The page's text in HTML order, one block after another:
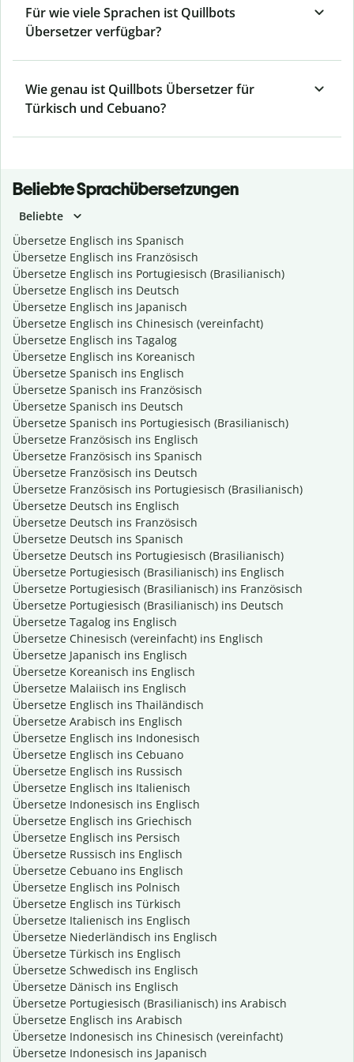
Für wie viele Sprachen ist Quillbots
Übersetzer verfügbar?
Wie genau ist Quillbots Übersetzer für
Türkisch und Cebuano?
Beliebte Sprachübersetzungen
Beliebte
Übersetze Englisch ins Spanisch
Übersetze Englisch ins Französisch
Übersetze Englisch ins Portugiesisch (Brasilianisch)
Übersetze Englisch ins Deutsch
Übersetze Englisch ins Japanisch
Übersetze Englisch ins Chinesisch (vereinfacht)
Übersetze Englisch ins Tagalog
Übersetze Englisch ins Koreanisch
Übersetze Spanisch ins Englisch
Übersetze Spanisch ins Französisch
Übersetze Spanisch ins Deutsch
Übersetze Spanisch ins Portugiesisch (Brasilianisch)
Übersetze Französisch ins Englisch
Übersetze Französisch ins Spanisch
Übersetze Französisch ins Deutsch
Übersetze Französisch ins Portugiesisch (Brasilianisch)
Übersetze Deutsch ins Englisch
Übersetze Deutsch ins Französisch
Übersetze Deutsch ins Spanisch
Übersetze Deutsch ins Portugiesisch (Brasilianisch)
Übersetze Portugiesisch (Brasilianisch) ins Englisch
Übersetze Portugiesisch (Brasilianisch) ins Französisch
Übersetze Portugiesisch (Brasilianisch) ins Deutsch
Übersetze Tagalog ins Englisch
Übersetze Chinesisch (vereinfacht) ins Englisch
Übersetze Japanisch ins Englisch
Übersetze Koreanisch ins Englisch
Übersetze Malaiisch ins Englisch
Übersetze Englisch ins Thailändisch
Übersetze Arabisch ins Englisch
Übersetze Englisch ins Indonesisch
Übersetze Englisch ins Cebuano
Übersetze Englisch ins Russisch
Übersetze Englisch ins Italienisch
Übersetze Indonesisch ins Englisch
Übersetze Englisch ins Griechisch
Übersetze Englisch ins Persisch
Übersetze Russisch ins Englisch
Übersetze Cebuano ins Englisch
Übersetze Englisch ins Polnisch
Übersetze Englisch ins Türkisch
Übersetze Italienisch ins Englisch
Übersetze Niederländisch ins Englisch
Übersetze Türkisch ins Englisch
Übersetze Schwedisch ins Englisch
Übersetze Dänisch ins Englisch
Übersetze Portugiesisch (Brasilianisch) ins Arabisch
Übersetze Englisch ins Arabisch
Übersetze Indonesisch ins Chinesisch (vereinfacht)
Übersetze Indonesisch ins Japanisch